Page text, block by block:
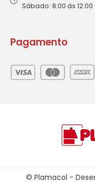
Sábado: 8:00 às 12:00
Pagamento
© Plamacol -